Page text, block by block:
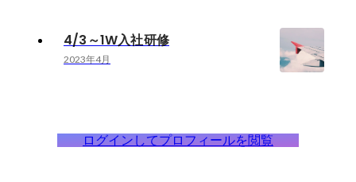
4/3～1W入社研修
2023年4月
ログインしてプロフィールを閲覧